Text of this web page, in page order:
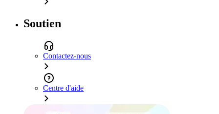
Soutien
Contactez-nous
Centre d'aide